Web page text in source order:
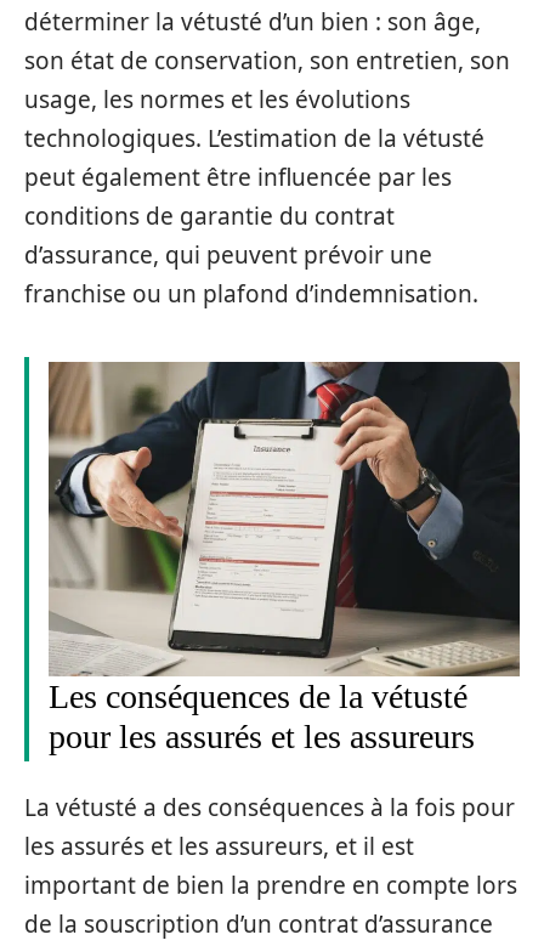
déterminer la vétusté d’un bien : son âge,
son état de conservation, son entretien, son
usage, les normes et les évolutions
technologiques. L’estimation de la vétusté
peut également être influencée par les
conditions de garantie du contrat
d’assurance, qui peuvent prévoir une
franchise ou un plafond d’indemnisation.
Les conséquences de la vétusté
pour les assurés et les assureurs
La vétusté a des conséquences à la fois pour
les assurés et les assureurs, et il est
important de bien la prendre en compte lors
de la souscription d’un contrat d’assurance